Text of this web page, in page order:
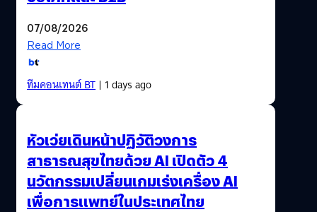
07/08/2026
Read More
ทีมคอนเทนต์ BT| 1 days ago
หัวเว่ยเดินหน้าปฏิวัติวงการ
สาธารณสุขไทยด้วย AI เปิดตัว 4
นวัตกรรมเปลี่ยนเกมเร่งเครื่อง AI
เพื่อการแพทย์ในประเทศไทย